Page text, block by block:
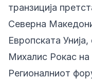
транзиција
Северна
Европската
Михалис Рокас
Регионалниот